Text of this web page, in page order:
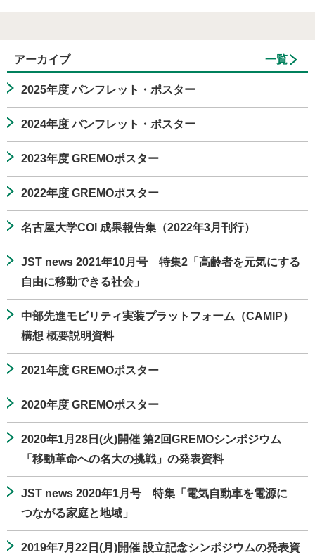
アーカイブ 一覧
2025年度 パンフレット・ポスター
2024年度 パンフレット・ポスター
2023年度 GREMOポスター
2022年度 GREMOポスター
名古屋大学COI 成果報告集（2022年3月刊行）
JST news 2021年10月号 特集2「高齢者を元気にする
自由に移動できる社会」
中部先進モビリティ実装プラットフォーム（CAMIP）
構想 概要説明資料
2021年度 GREMOポスター
2020年度 GREMOポスター
2020年1月28日(火)開催 第2回GREMOシンポジウム
「移動革命への名大の挑戦」の発表資料
JST news 2020年1月号 特集「電気自動車を電源に
つながる家庭と地域」
2019年7月22日(月)開催 設立記念シンポジウムの発表資